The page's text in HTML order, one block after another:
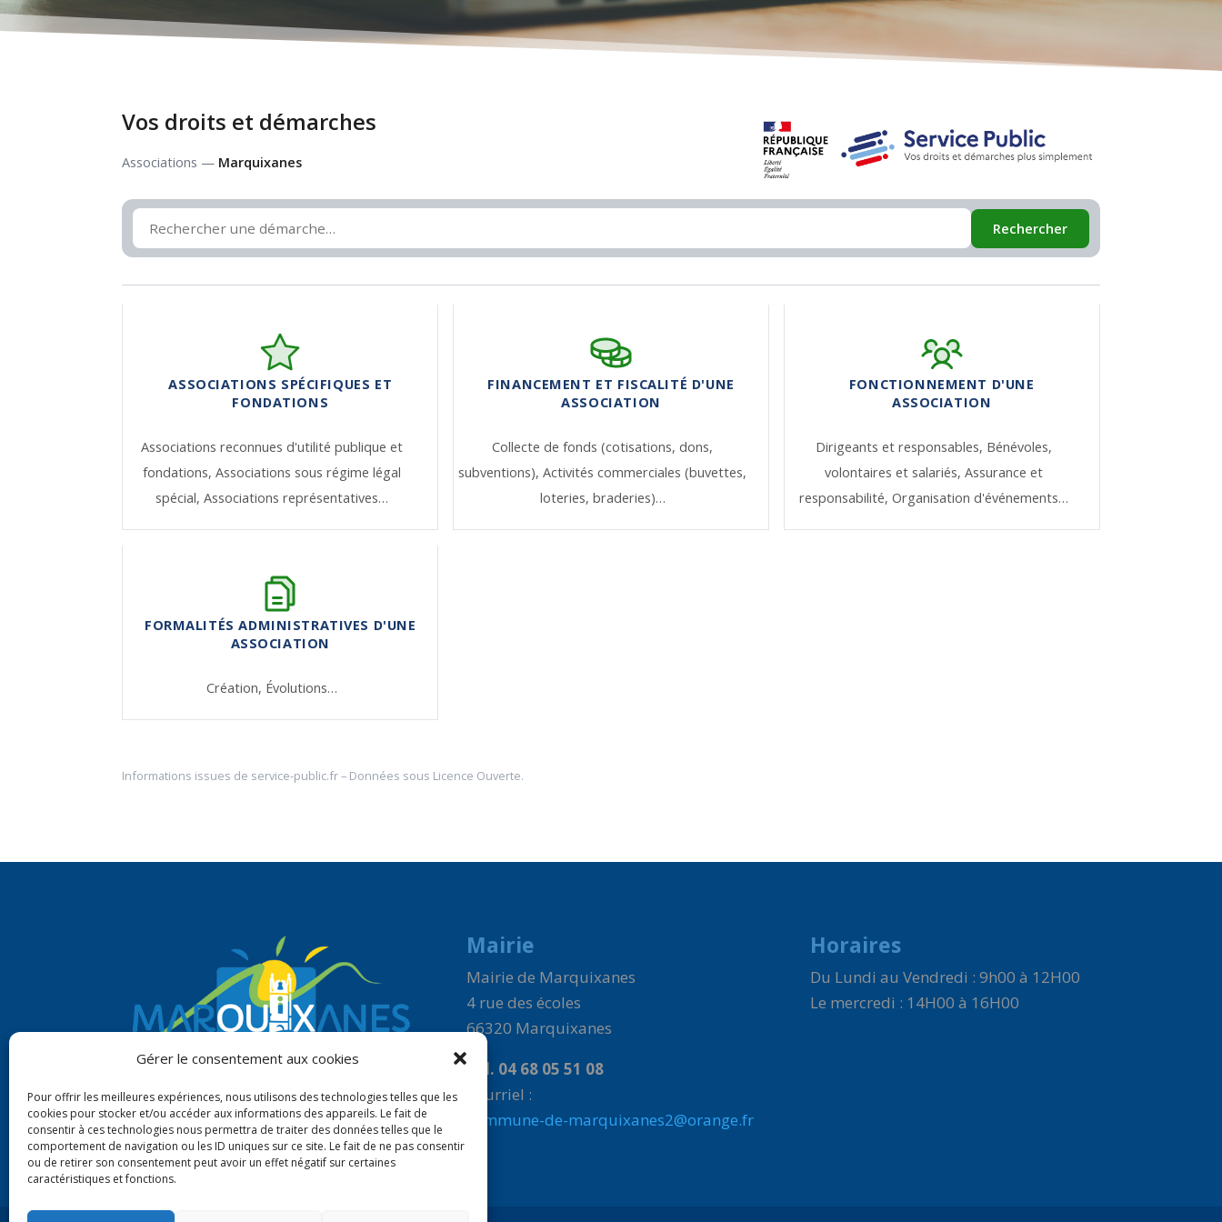
Gérer le consentement aux cookies
Pour offrir les meilleures expériences, nous utilisons des technologies telles que les
cookies pour stocker et/ou accéder aux informations des appareils. Le fait de
consentir à ces technologies nous permettra de traiter des données telles que le
comportement de navigation ou les ID uniques sur ce site. Le fait de ne pas consentir
ou de retirer son consentement peut avoir un effet négatif sur certaines
caractéristiques et fonctions.
Vos droits et démarches
Associations — Marquixanes
Rechercher
ASSOCIATIONS SPÉCIFIQUES ET
FONDATIONS
Associations reconnues d'utilité publique et
fondations,Associations sous régime légal
spécial,Associations représentatives…
FINANCEMENT ET FISCALITÉ D'UNE
ASSOCIATION
Collecte de fonds (cotisations, dons,
subventions),Activités commerciales (buvettes,
loteries, braderies)…
FONCTIONNEMENT D'UNE
ASSOCIATION
Dirigeants et responsables, Bénévoles,
volontaires et salariés, Assurance et
responsabilité, Organisation d'événements…
FORMALITÉS ADMINISTRATIVES D'UNE
ASSOCIATION
Création, Évolutions…
Informations issues de service-public.fr– Données sous Licence Ouverte.
Mairie
Mairie de Marquixanes
4 rue des écoles
66320 Marquixanes
Tél. 04 68 05 51 08
Courriel :
commune-de-marquixanes2@orange.fr
Horaires
Du Lundi au Vendredi : 9h00 à 12H00
Le mercredi : 14H00 à 16H00